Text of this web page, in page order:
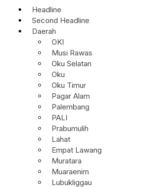
Headline
Second Headline
Daerah
OKI
Musi Rawas
Oku Selatan
Oku
Oku Timur
Pagar Alam
Palembang
PALI
Prabumulih
Lahat
Empat Lawang
Muratara
Muaraenim
Lubukliggau